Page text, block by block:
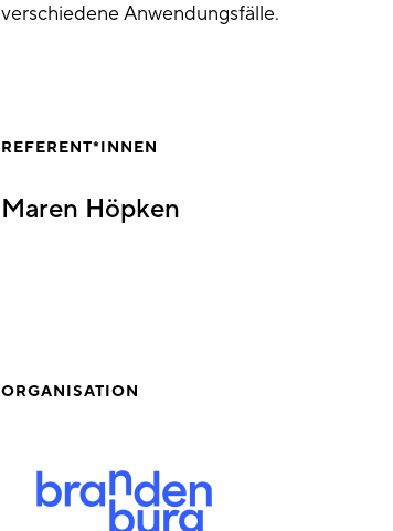
verschiedene Anwendungsfälle.
REFERENT*INNEN
Maren Höpken
ORGANISATION